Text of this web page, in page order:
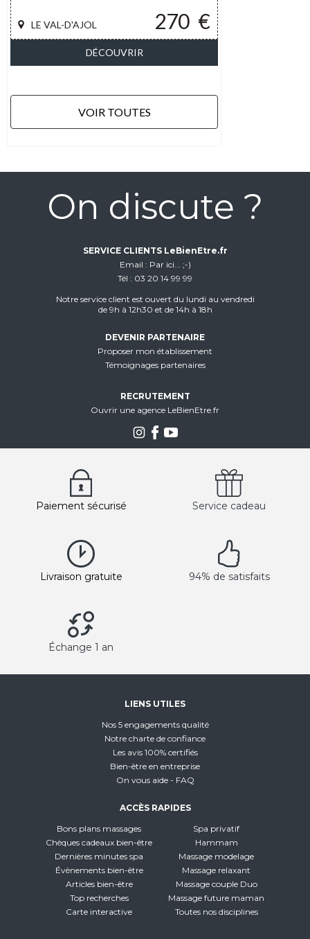
270 €
LE VAL-D'AJOL
DÉCOUVRIR
VOIR TOUTES
On discute ?
SERVICE CLIENTS LeBienEtre.fr
Email
Par ici... ;-)
Tél
03 20 14 99 99
Notre service client est ouvert du lundi au vendredi
de 9h à 12h30 et de 14h à 18h
DEVENIR PARTENAIRE
Proposer mon établissement
Témoignages partenaires
RECRUTEMENT
Ouvrir une agence LeBienEtre.fr
Paiement sécurisé Service cadeau
Livraison gratuite 94% de satisfaits
Échange 1 an
LIENS UTILES
Nos 5 engagements qualité
Notre charte de confiance
Les avis 100% certifiés
Bien-être en entreprise
On vous aide - FAQ
ACCÈS RAPIDES
Bons plans massages
Chèques cadeaux bien-être
Dernières minutes spa
Évènements bien-être
Articles bien-être
Top recherches
Carte interactive
Spa privatif
Hammam
Massage modelage
Massage relaxant
Massage couple Duo
Massage future maman
Toutes nos disciplines